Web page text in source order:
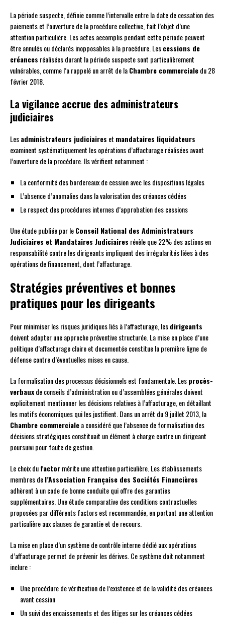
La période suspecte, définie comme l’intervalle entre la date de cessation des
paiements et l’ouverture de la procédure collective, fait l’objet d’une
attention particulière. Les actes accomplis pendant cette période peuvent
être annulés ou déclarés inopposables à la procédure. Lescessions de
créances réalisées durant la période suspecte sont particulièrement
vulnérables, comme l’a rappelé un arrêt de laChambre commercialedu 28
février 2018.
La vigilance accrue des administrateurs
judiciaires
Lesadministrateurs judiciaires et mandataires liquidateurs
examinent systématiquement les opérations d’affacturage réalisées avant
l’ouverture de la procédure. Ils vérifient notamment :
La conformité des bordereaux de cession avec les dispositions légales
L’absence d’anomalies dans la valorisation des créances cédées
Le respect des procédures internes d’approbation des cessions
Une étude publiée par leConseil National des Administrateurs
Judiciaires et Mandataires Judiciaires révèle que 22% des actions en
responsabilité contre les dirigeants impliquent des irrégularités liées à des
opérations de financement, dont l’affacturage.
Stratégies préventives et bonnes
pratiques pour les dirigeants
Pour minimiser les risques juridiques liés à l’affacturage, lesdirigeants
doivent adopter une approche préventive structurée. La mise en place d’une
politique d’affacturage claire et documentée constitue la première ligne de
défense contre d’éventuelles mises en cause.
La formalisation des processus décisionnels est fondamentale. Lesprocès-
verbauxde conseils d’administration ou d’assemblées générales doivent
explicitement mentionner les décisions relatives à l’affacturage, en détaillant
les motifs économiques qui les justifient. Dans un arrêt du 9 juillet 2013, la
Chambre commercialea considéré que l’absence de formalisation des
décisions stratégiques constituait un élément à charge contre un dirigeant
poursuivi pour faute de gestion.
Le choix dufactormérite une attention particulière. Les établissements
membres del’Association Française des Sociétés Financières
adhèrent à un code de bonne conduite qui offre des garanties
supplémentaires. Une étude comparative des conditions contractuelles
proposées par différents factors est recommandée, en portant une attention
particulière aux clauses de garantie et de recours.
La mise en place d’un système de contrôle interne dédié aux opérations
d’affacturage permet de prévenir les dérives. Ce système doit notamment
inclure :
Une procédure de vérification de l’existence et de la validité des créances
avant cession
Un suivi des encaissements et des litiges sur les créances cédées